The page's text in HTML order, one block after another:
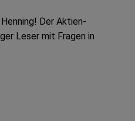
Der Aktien­
Leser mit Fragen in